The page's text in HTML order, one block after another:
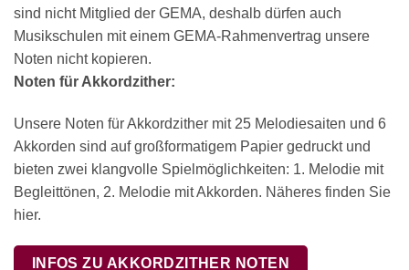
sind nicht Mitglied der GEMA, deshalb dürfen auch
Musikschulen mit einem GEMA-Rahmenvertrag unsere
Noten nicht kopieren.
Noten für Akkordzither:
Unsere Noten für Akkordzither mit 25 Melodiesaiten und 6
Akkorden sind auf großformatigem Papier gedruckt und
bieten zwei klangvolle Spielmöglichkeiten: 1. Melodie mit
Begleittönen, 2. Melodie mit Akkorden. Näheres finden Sie
hier.
INFOS ZU AKKORDZITHER NOTEN